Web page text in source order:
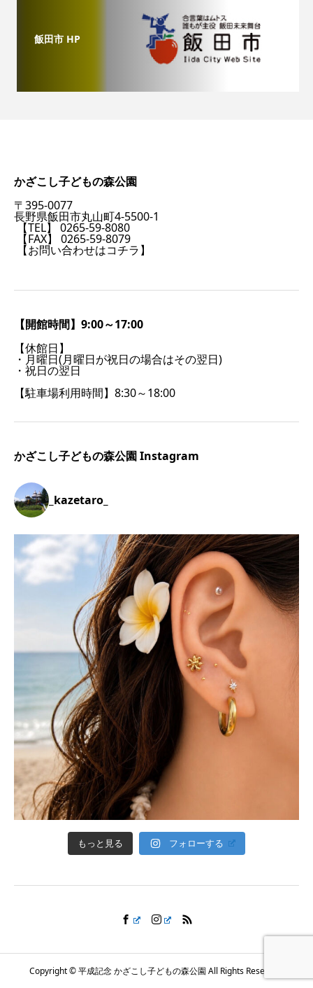
飯田市 HP
かざこし子どもの森公園
〒395-0077
長野県飯田市丸山町4-5500-1
【TEL】 0265-59-8080
【FAX】 0265-59-8079
【お問い合わせはコチラ】
【開館時間】9:00～17:00
【休館日】
・月曜日(月曜日が祝日の場合はその翌日)
・祝日の翌日
【駐車場利用時間】8:30～18:00
かざこし子どもの森公園 Instagram
_kazetaro_
もっと見る フォローする
Copyright © 平成記念 かざこし子どもの森公園 All Rights Reserved.